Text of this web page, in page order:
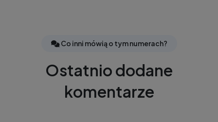
Co inni mówią o tym numerach?
Ostatnio dodane
komentarze